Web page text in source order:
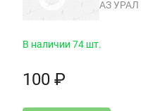
АЗ УРАЛ
В наличии 74 шт.
100 ₽